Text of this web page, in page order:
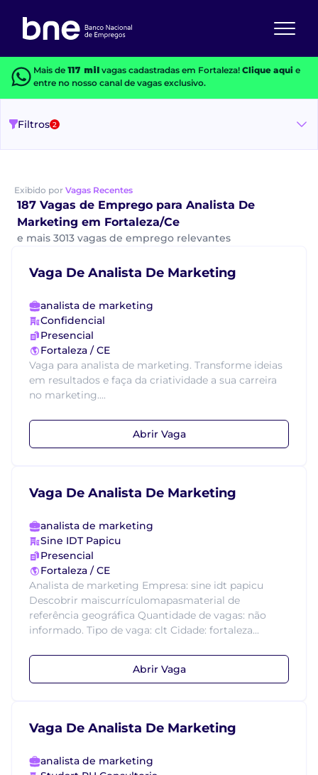
Mais de 117 milvagas cadastradas em Fortaleza! Clique aquie
entre no nosso canal de vagas exclusivo.
Filtros 2
Exibido por Vagas Recentes
187 Vagas de Emprego para Analista De
Marketing em Fortaleza/Ce
e mais 3013 vagas de emprego relevantes
Vaga De Analista De Marketing
analista de marketing
Confidencial
Presencial
Fortaleza / CE
Vaga para analista de marketing. Transforme ideias
em resultados e faça da criatividade a sua carreira
no marketing....
Abrir Vaga
Vaga De Analista De Marketing
analista de marketing
Sine IDT Papicu
Presencial
Fortaleza / CE
Analista de marketing Empresa: sine idt papicu
Descobrir maiscurrículomapasmaterial de
referência geográfica Quantidade de vagas: não
informado. Tipo de vaga: clt Cidade: fortaleza...
Abrir Vaga
Vaga De Analista De Marketing
analista de marketing